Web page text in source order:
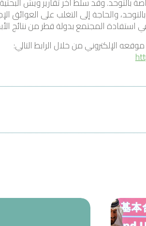
والحاجة إلى التغلب على العوائق
المجتمع بدولة قطر من نتائج
الإلكتروني من خلال الرابط التالي: